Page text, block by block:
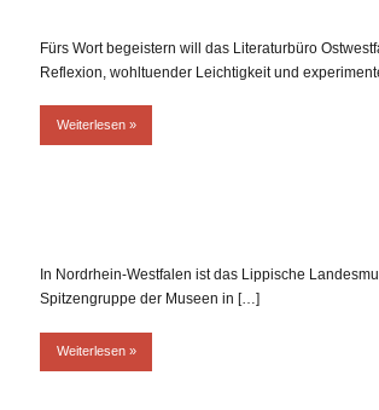
Fürs Wort begeistern will das Literaturbüro
Reflexion, wohltuender Leichtigkeit und
Weiterlesen
In Nordrhein-Westfalen ist das Lippische
Spitzengruppe der Museen in […]
Weiterlesen